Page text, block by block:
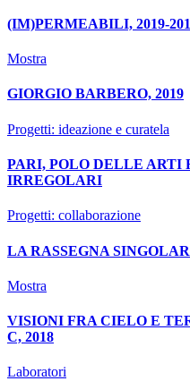
(IM)PERMEABILI, 2019-
Mostra
GIORGIO BARBERO, 2019
Progetti: ideazione e curatela
PARI, POLO DELLE ARTI
IRREGOLARI
Progetti: collaborazione
LA RASSEGNA
Mostra
VISIONI FRA CIELO E
C, 2018
Laboratori